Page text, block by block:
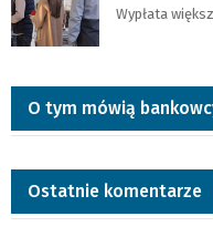
Wypłata
O tym mówią
Ostatnie komentarze